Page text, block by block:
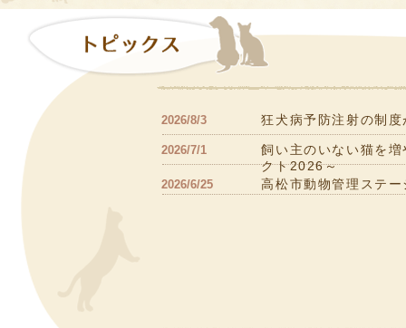
2026/8/3 狂犬病予防注射の制
2026/7/1
飼い主のいない猫を
クト2026～
2026/6/25 高松市動物管理ステ